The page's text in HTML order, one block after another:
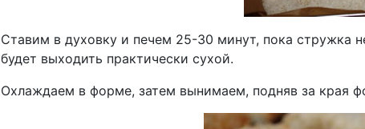
Ставим в духовку и печем 25-30 минут, пока стружка
будет выходить практически сухой.
Охлаждаем в форме, затем вынимаем, подняв за края